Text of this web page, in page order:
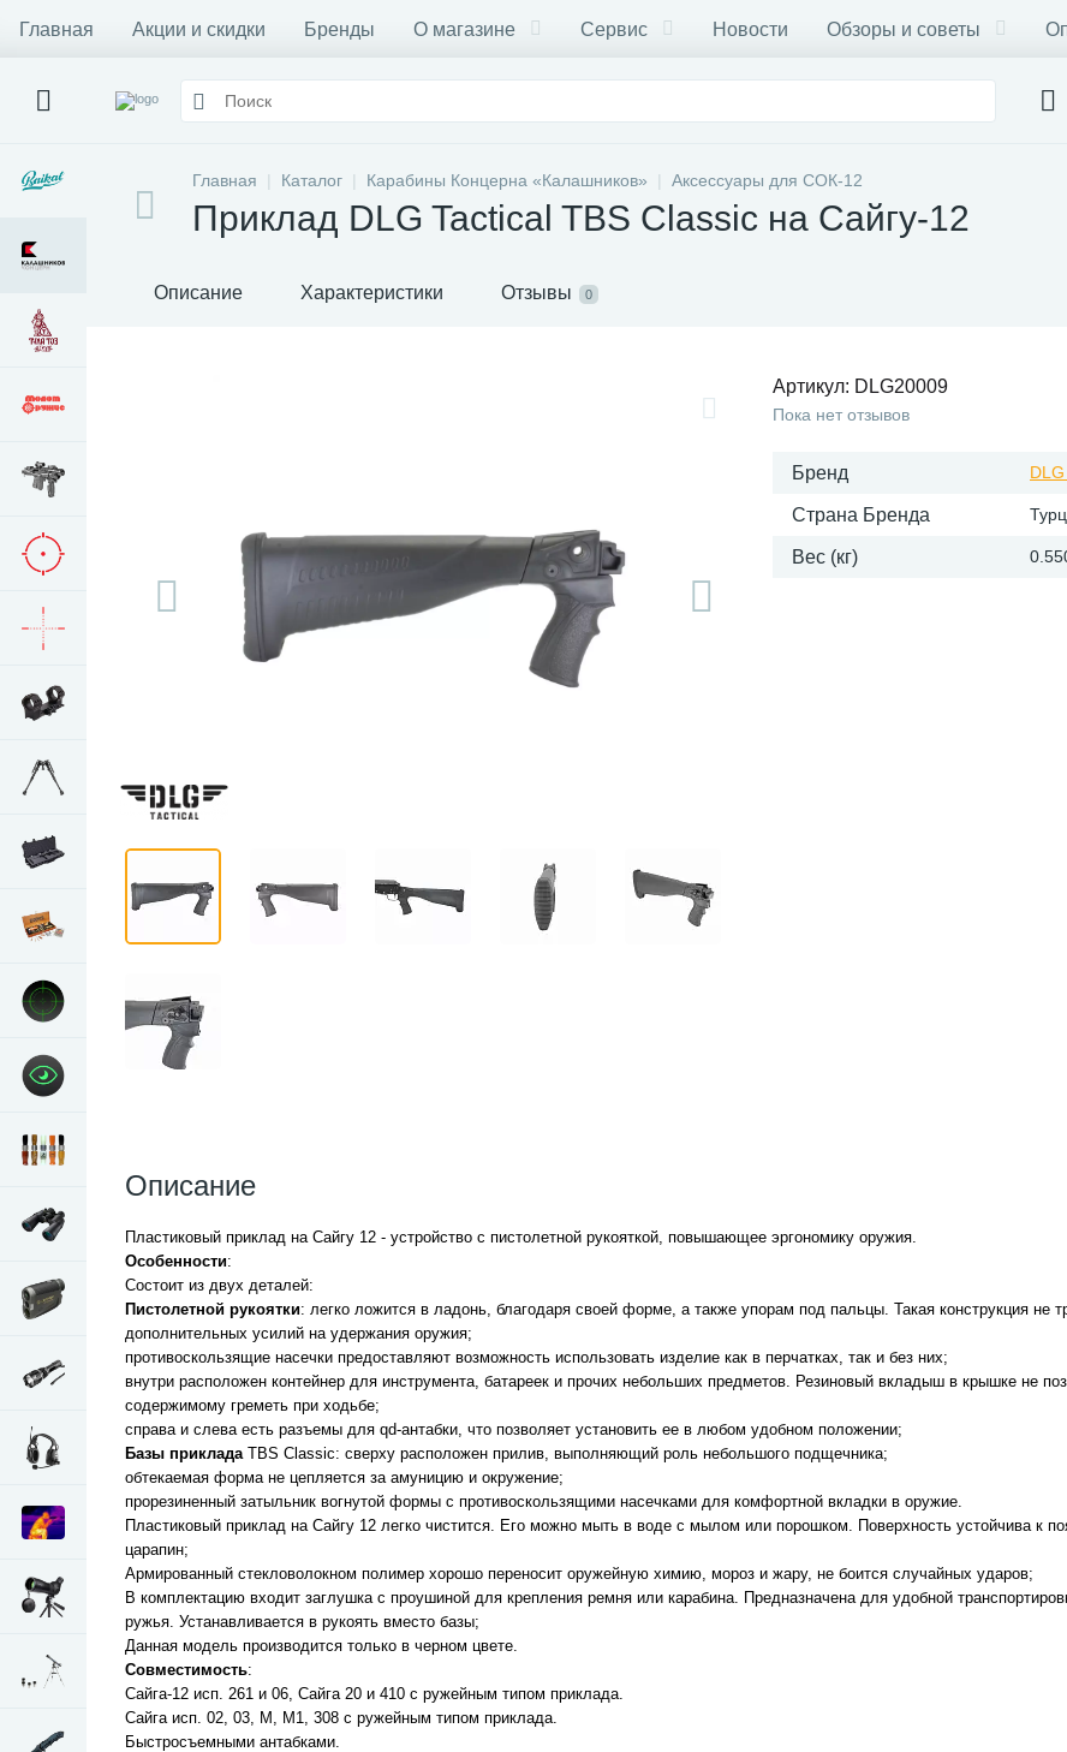
Главная Акции и скидки Бренды О магазине Сервис Новости Обзоры и советы
Главная Каталог Карабины Концерна «Калашников» Аксессуары для СОК-12
Приклад DLG Tactical TBS Classic на Сайгу-12
Описание Характеристики Отзывы 0
Артикул: DLG20009
Пока нет отзывов
Бренд
Страна Бренда
Вес (кг)
Описание
Пластиковый приклад на Сайгу 12 - устройство с пистолетной рукояткой, повышающее эргономику оружия.
Особенности:
Состоит из двух деталей:
Пистолетной рукоятки: легко ложится в ладонь, благодаря своей форме, а также упорам под пальцы. Такая конструкция не
дополнительных усилий на удержания оружия;
противоскользящие насечки предоставляют возможность использовать изделие как в перчатках, так и без них;
внутри расположен контейнер для инструмента, батареек и прочих небольших предметов. Резиновый вкладыш в крышке не
содержимому греметь при ходьбе;
справа и слева есть разъемы для qd-антабки, что позволяет установить ее в любом удобном положении;
Базы прикладаTBS Classic: сверху расположен прилив, выполняющий роль небольшого подщечника;
обтекаемая форма не цепляется за амуницию и окружение;
прорезиненный затыльник вогнутой формы с противоскользящими насечками для комфортной вкладки в оружие.
Пластиковый приклад на Сайгу 12 легко чистится. Его можно мыть в воде с мылом или порошком. Поверхность устойчива к
царапин;
Армированный стекловолокном полимер хорошо переносит оружейную химию, мороз и жару, не боится случайных ударов;
В комплектацию входит заглушка с проушиной для крепления ремня или карабина. Предназначена для удобной
ружья. Устанавливается в рукоять вместо базы;
Данная модель производится только в черном цвете.
Совместимость:
Сайга-12 исп. 261 и 06, Сайга 20 и 410 с ружейным типом приклада.
Сайга исп. 02, 03, М, М1, 308 с ружейным типом приклада.
Быстросъемными антабками.